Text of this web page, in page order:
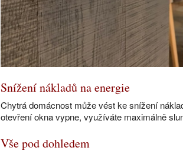
Snížení nákladů na energie
Chytrá domácnost může vést ke snížení
otevření okna vypne, využíváte maximálně
Vše pod dohledem